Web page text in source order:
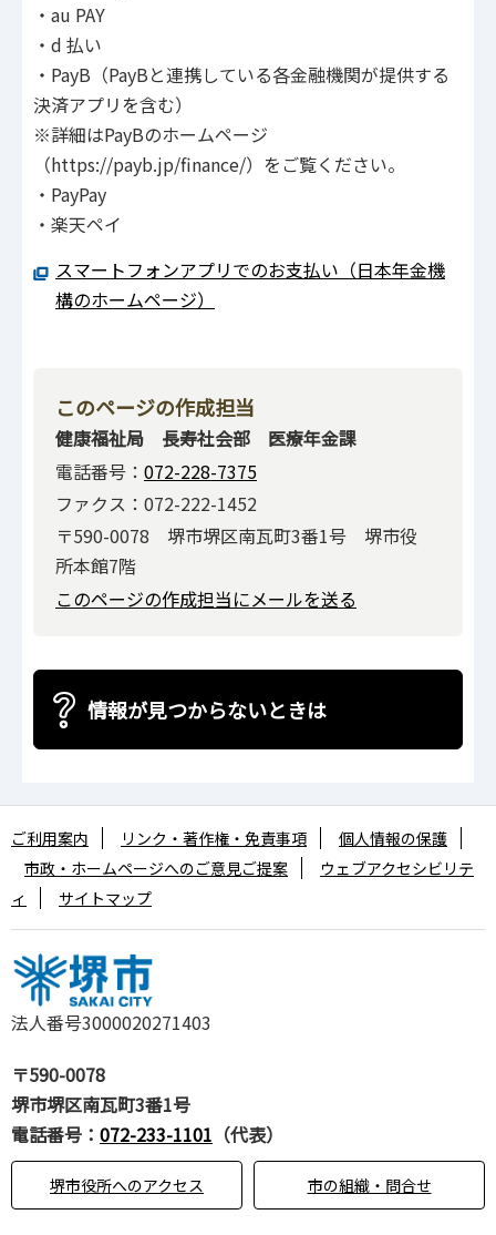
・au PAY
・d 払い
・PayB（PayBと連携している各金融機関が提供する
決済アプリを含む）
※詳細はPayBのホームページ
（https://payb.jp/finance/）をご覧ください。
・PayPay
・楽天ペイ
スマートフォンアプリでのお支払い（日本年金機
構のホームページ）
このページの作成担当
健康福祉局 長寿社会部 医療年金課
電話番号： 072-228-7375
ファクス：072-222-1452
〒590-0078 堺市堺区南瓦町3番1号 堺市役
所本館7階
このページの作成担当にメールを送る
情報が見つからないときは
法人番号3000020271403
〒590-0078
堺市堺区南瓦町3番1号
電話番号： 072-233-1101 （代表）
堺市役所へのアクセス 市の組織・問合せ
ご利用案内 リンク・著作権・免責事項
個人情報の保護
市政・ホームページへのご意見ご提案
ウェブアクセシビリテ
ィ
サイトマップ